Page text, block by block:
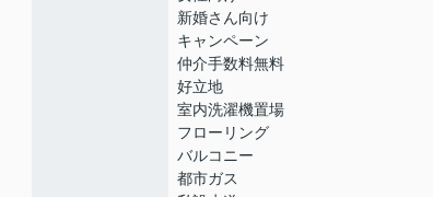
新婚さん向け
キャンペーン
仲介手数料無料
好立地
室内洗濯機置場
フローリング
バルコニー
都市ガス